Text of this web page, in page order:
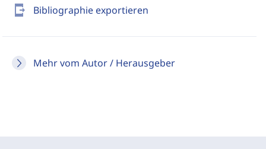
send_to_mobile Bibliographie exportieren
Mehr vom Autor / Herausgeber